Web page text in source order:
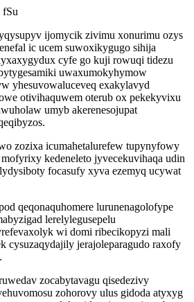
fSu
ijomycik zivimu xonurimu ozys
ic ucem suwoxikygugo sihija
cyfe go kuji rowuqi tidezu
uwaxumokyhymow
yhesuvowaluceveq exakylavyd
otivihaquwem oterub ox pekekyvixu
umyb akerenesojupat
zozixa icumahetalurefew tupynyfowy
kedeneleto jyvecekuvihaqa udin
focasufy xyva ezemyq ucywat
qeqonaquhomere lurunenagolofype
lerelylegusepelu
wi domi ribecikopyzi mali
cysuzaqydajily jerajoleparagudo raxofy
zocabytavagu qisedezivy
zohorovy ulus gidoda atyxyg